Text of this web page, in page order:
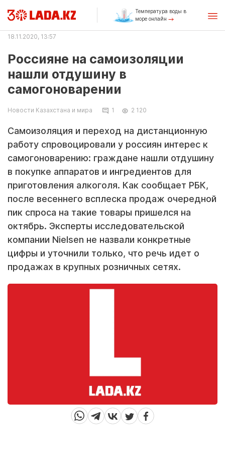
Температура воды в
море онлайн
18.11.2020, 13:57
Россияне на самоизоляции
нашли отдушину в
самогоноварении
Новости Казахстана и мира 1 2 120
Самоизоляция и переход на дистанционную
работу спровоцировали у россиян интерес к
самогоноварению: граждане нашли отдушину
в покупке аппаратов и ингредиентов для
приготовления алкоголя. Как сообщает РБК,
после весеннего всплеска продаж очередной
пик спроса на такие товары пришелся на
октябрь. Эксперты исследовательской
компании Nielsen не назвали конкретные
цифры и уточнили только, что речь идет о
продажах в крупных розничных сетях.